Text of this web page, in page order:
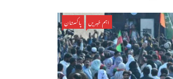
اہم خبریں پاکستان